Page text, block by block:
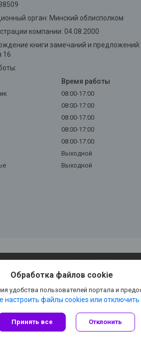
орган: Минский облисполком
компании: 04.08.2000
книги замечаний и предложений:
16
Время работы
08:00-17:00
08:00-17:00
08:00-17:00
08:00-17:00
08:00-17:00
Выходной
Выходной
Сайт создан на платформе Deal.by
Политика обработки файлов cookies
Обработка файлов cookie
удобства пользователей портала и
настроить файлы cookies или отключить
Принять все Отклонить
Глория Ключ | Пожаловаться на контент
Select Language ▼